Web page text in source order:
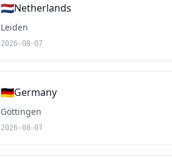
🇳🇱Netherlands
Leiden
2026-08-07
🇩🇪Germany
Göttingen
2026-08-07